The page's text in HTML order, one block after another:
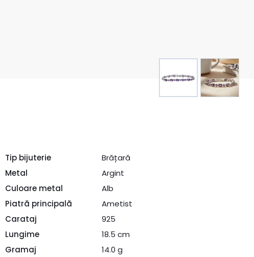
Tip bijuterie
Brățară
Metal
Argint
Culoare metal
Alb
Piatră principală
Ametist
Carataj
925
Lungime
18.5 cm
Gramaj
14.0 g